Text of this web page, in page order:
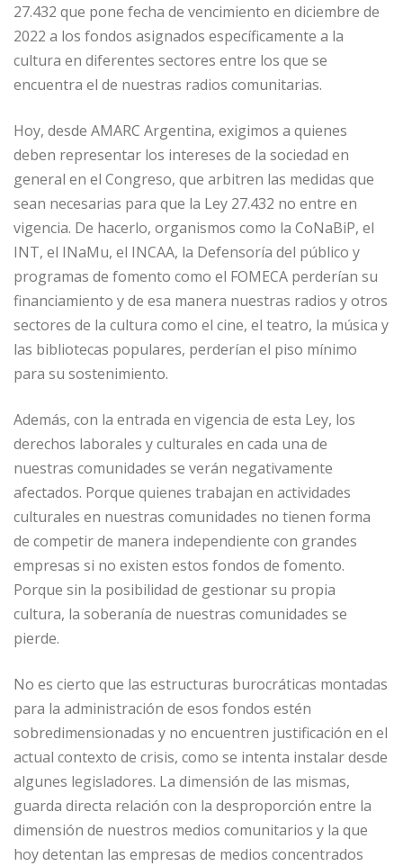
27.432 que pone fecha de vencimiento en diciembre de
2022 a los fondos asignados específicamente a la
cultura en diferentes sectores entre los que se
encuentra el de nuestras radios comunitarias.
Hoy, desde AMARC Argentina, exigimos a quienes
deben representar los intereses de la sociedad en
general en el Congreso, que arbitren las medidas que
sean necesarias para que la Ley 27.432 no entre en
vigencia. De hacerlo, organismos como la CoNaBiP, el
INT, el INaMu, el INCAA, la Defensoría del público y
programas de fomento como el FOMECA perderían su
financiamiento y de esa manera nuestras radios y otros
sectores de la cultura como el cine, el teatro, la música y
las bibliotecas populares, perderían el piso mínimo
para su sostenimiento.
Además, con la entrada en vigencia de esta Ley, los
derechos laborales y culturales en cada una de
nuestras comunidades se verán negativamente
afectados. Porque quienes trabajan en actividades
culturales en nuestras comunidades no tienen forma
de competir de manera independiente con grandes
empresas si no existen estos fondos de fomento.
Porque sin la posibilidad de gestionar su propia
cultura, la soberanía de nuestras comunidades se
pierde.
No es cierto que las estructuras burocráticas montadas
para la administración de esos fondos estén
sobredimensionadas y no encuentren justificación en el
actual contexto de crisis, como se intenta instalar desde
algunes legisladores. La dimensión de las mismas,
guarda directa relación con la desproporción entre la
dimensión de nuestros medios comunitarios y la que
hoy detentan las empresas de medios concentrados